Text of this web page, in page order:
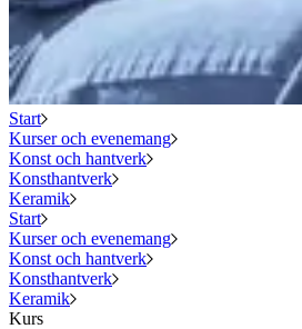
Start
Kurser och evenemang
Konst och hantverk
Konsthantverk
Keramik
Start
Kurser och evenemang
Konst och hantverk
Konsthantverk
Keramik
Kurs